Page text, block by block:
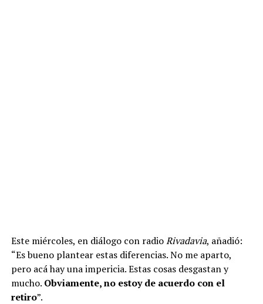
Este miércoles, en diálogo con radioRivadavia, añadió:
“Es bueno plantear estas diferencias. No me aparto,
pero acá hay una impericia. Estas cosas desgastan y
mucho. Obviamente, no estoy de acuerdo con el
retiro”.